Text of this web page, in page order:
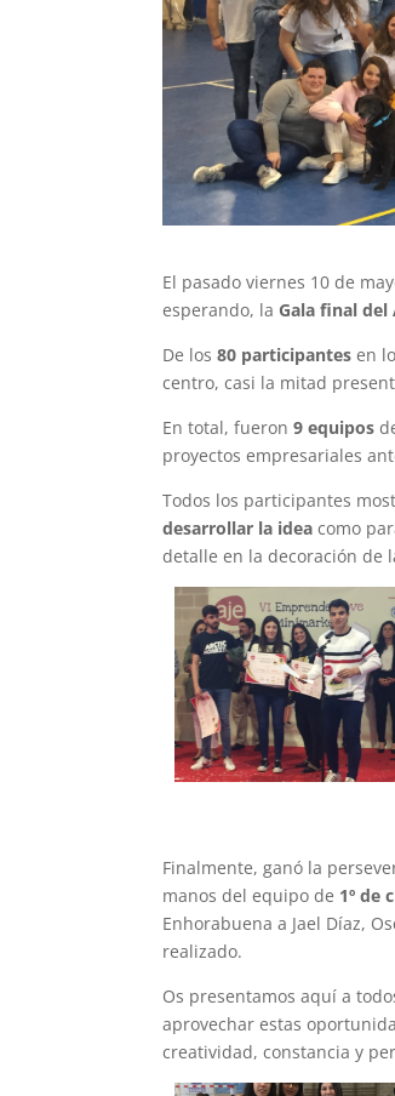
El pasado viernes 10 de
esperando, la Gala final del
De los80 participantesen
centro, casi la mitad
En total, fueron9 equipos
proyectos empresariales
Todos los participantes
desarrollar la ideacomo
detalle en la decoración de
Finalmente, ganó la
manos del equipo de 1º de
Enhorabuena a Jael Díaz,
realizado.
Os presentamos aquí a
aprovechar estas
creatividad, constancia y